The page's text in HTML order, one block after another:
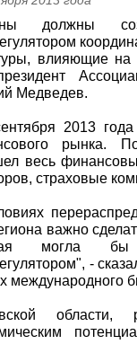
должны
влияющие
Медведев.
2013 года
рынка.
весь
страховые
важно
могла бы
-
международного